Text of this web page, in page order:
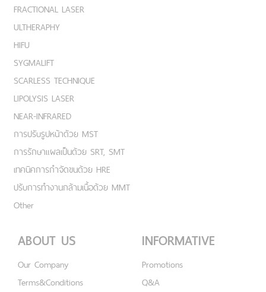
FRACTIONAL LASER
ULTHERAPHY
HIFU
SYGMALIFT
SCARLESS TECHNIQUE
LIPOLYSIS LASER
NEAR-INFRARED
การปรับรูปหน้าด้วย MST
การรักษาแผลเป็นด้วย SRT, SMT
เทคนิคการกำจัดขนด้วย HRE
ปรับการทำงานกล้ามเนื้อด้วย MMT
Other
ABOUT US
Our Company
Terms&Conditions
INFORMATIVE
Promotions
Q&A